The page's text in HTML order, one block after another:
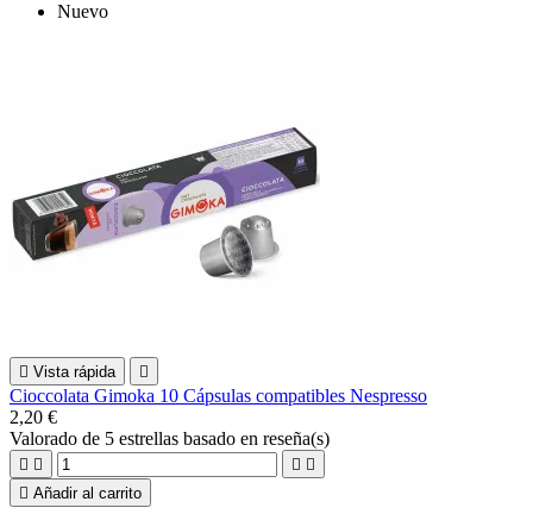
Nuevo
 Vista rápida 
Cioccolata Gimoka 10 Cápsulas compatibles Nespresso
2,20 €
Valorado de 5 estrellas basado en reseña(s)
   
 Añadir al carrito